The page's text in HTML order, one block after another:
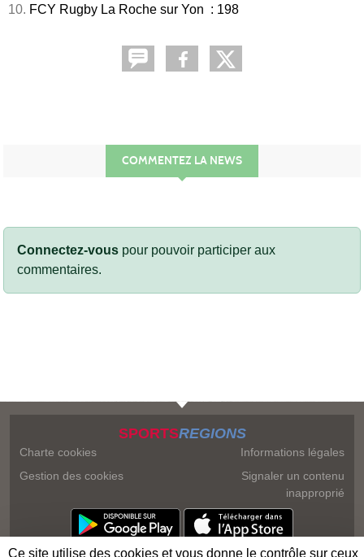
FCY Rugby La Roche sur Yon : 198
COMMENTEZ LA NEWS
Connectez-vous pour pouvoir participer aux
commentaires.
SPORTSREGIONS
Charte cookies
Gestion des cookies
Informations légales
Signaler un contenu
inapproprié
Ce site utilise des cookies et vous donne le contrôle sur ceux